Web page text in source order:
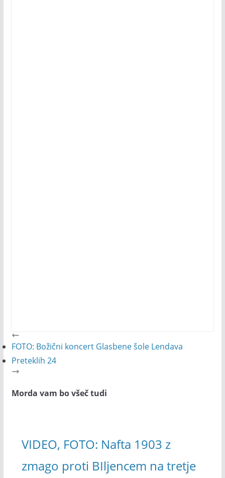
FOTO: Božični koncert Glasbene šole Lendava
Preteklih 24
Morda vam bo všeč tudi
VIDEO, FOTO: Nafta 1903 z
zmago proti BIljencem na tretje